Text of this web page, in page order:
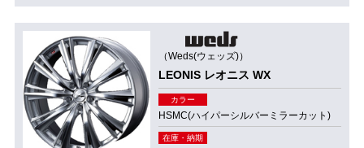
（Weds(ウェッズ)）
LEONIS レオニス WX
カラー
HSMC(ハイパーシルバーミラーカット)
在庫・納期